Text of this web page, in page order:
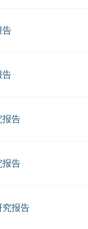
告
告
报告
报告
究报告